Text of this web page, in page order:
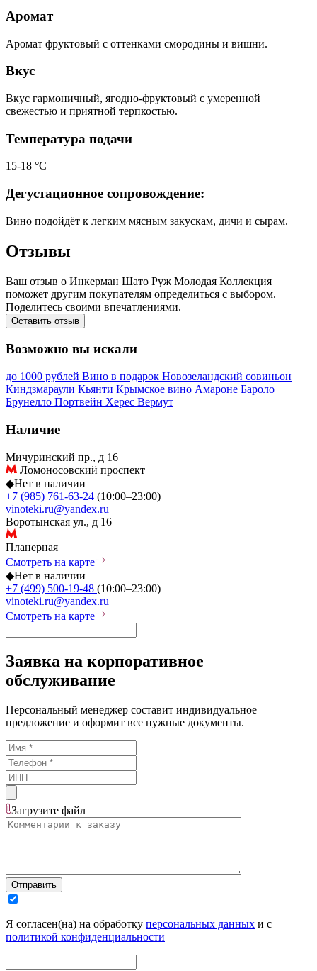
Аромат
Аромат фруктовый с оттенками смородины и вишни.
Вкус
Вкус гармоничный, ягодно-фруктовый с умеренной
свежестью и приятной терпкостью.
Температура подачи
15-18 °С
Дегустационное сопровождение:
Вино подойдёт к легким мясным закускам, дичи и сырам.
Отзывы
Ваш отзыв о Инкерман Шато Руж Молодая Коллекция
поможет другим покупателям определиться с выбором.
Поделитесь своими впечатлениями.
Оставить отзыв
Возможно вы искали
до 1000 рублей Вино в подарок Новозеландский совиньон
Киндзмараули Кьянти Крымское вино Амароне Бароло
Брунелло Портвейн Херес Вермут
Наличие
Мичуринский пр., д 16
Ломоносовский проспект
◆Нет в наличии
+7 (985) 761-63-24 (10:00–23:00)
vinoteki.ru@yandex.ru
Воротынская ул., д 16
Планерная
Смотреть на карте
◆Нет в наличии
+7 (499) 500-19-48 (10:00–23:00)
vinoteki.ru@yandex.ru
Смотреть на карте
Заявка на корпоративное
обслуживание
Персональный менеджер составит индивидуальное
предложение и оформит все нужные документы.
Загрузите файл
Отправить
Я согласен(на) на обработку персональных данных и с
политикой конфиденциальности